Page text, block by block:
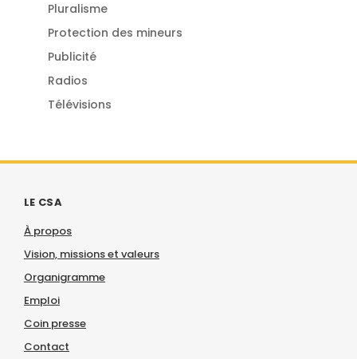
Pluralisme
Protection des mineurs
Publicité
Radios
Télévisions
LE CSA
À propos
Vision, missions et valeurs
Organigramme
Emploi
Coin presse
Contact